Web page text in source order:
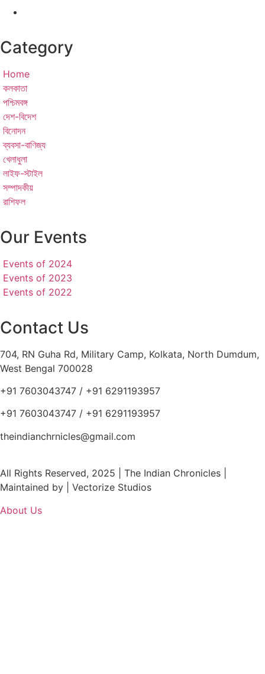
Category
Home
কলকাতা
পশ্চিমবঙ্গ
দেশ-বিদেশ
বিনোদন
ব্যবসা-বাণিজ্য
খেলাধুলা
লাইফ-স্টাইল
সম্পাদকীয়
রাশিফল
Our Events
Events of 2024
Events of 2023
Events of 2022
Contact Us
704, RN Guha Rd, Military Camp, Kolkata, North Dumdum,
West Bengal 700028
+91 7603043747 / +91 6291193957
+91 7603043747 / +91 6291193957
theindianchrnicles@gmail.com
All Rights Reserved, 2025 | The Indian Chronicles |
Maintained by | Vectorize Studios
About Us